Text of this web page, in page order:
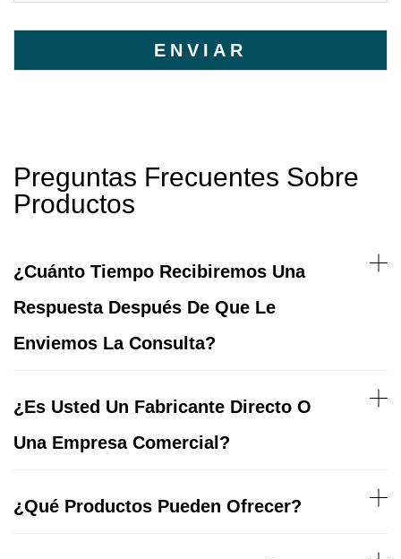
Preguntas Frecuentes Sobre
Productos
¿Cuánto Tiempo Recibiremos Una
Respuesta Después De Que Le
Enviemos La Consulta?
¿Es Usted Un Fabricante Directo O
Una Empresa Comercial?
¿Qué Productos Pueden Ofrecer?